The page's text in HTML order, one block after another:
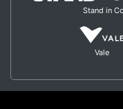
Stand in
Vale